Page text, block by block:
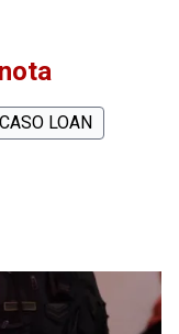
CASO LOAN